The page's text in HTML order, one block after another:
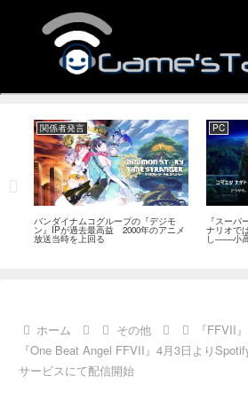
関係者発言
バンダイナムコグループの『デジモ
ン』IPが過去最高益 2000年のアニメ
放送当時を上回る
PC
『スーパ
ナリオで
し――小
ールは送
ホーム その他
『FFVII
『One Beat Angel FFVII』4月3日より
サービスにて配信開始